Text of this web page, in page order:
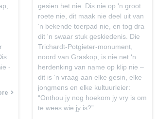
-
gesien het nie. Dis nie op 'n groot
roete nie, dit maak nie deel uit van
‘n bekende toerpad nie, en tog dra
dit 'n swaar stuk geskiedenis. Die
Trichardt-Potgieter-monument,
noord van Graskop, is nie net ‘n
herdenking van name op klip nie –
dit is ‘n vraag aan elke gesin, elke
jongmens en elke kultuurleier:
“Onthou jy nog hoekom jy vry is om
te wees wie jy is?”